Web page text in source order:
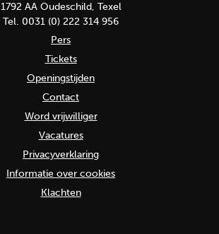
1792 AA Oudeschild, Texel
Tel. 0031 (0) 222 314 956
Pers
Tickets
Openingstijden
Contact
Word vrijwilliger
Vacatures
Privacyverklaring
Informatie over cookies
Klachten